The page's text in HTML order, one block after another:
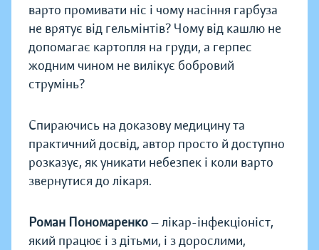
варто промивати ніс і чому насіння гарбуза
не врятує від гельмінтів? Чому від кашлю не
допомагає картопля на груди, а герпес
жодним чином не вилікує бобровий
струмінь?
Спираючись на доказову медицину та
практичний досвід, автор просто й доступно
розказує, як уникати небезпек і коли варто
звернутися до лікаря.
Роман Пономаренко— лікар-інфекціоніст,
який працює і з дітьми, і з дорослими,